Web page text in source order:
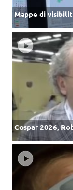
Mappe di
Cospar 2026,